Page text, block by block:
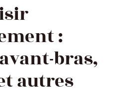
:
bras,
autres